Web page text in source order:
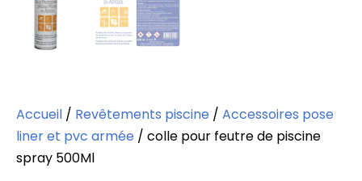
Accueil / Revêtements piscine / Accessoires pose
liner et pvc armée / colle pour feutre de piscine
spray 500Ml